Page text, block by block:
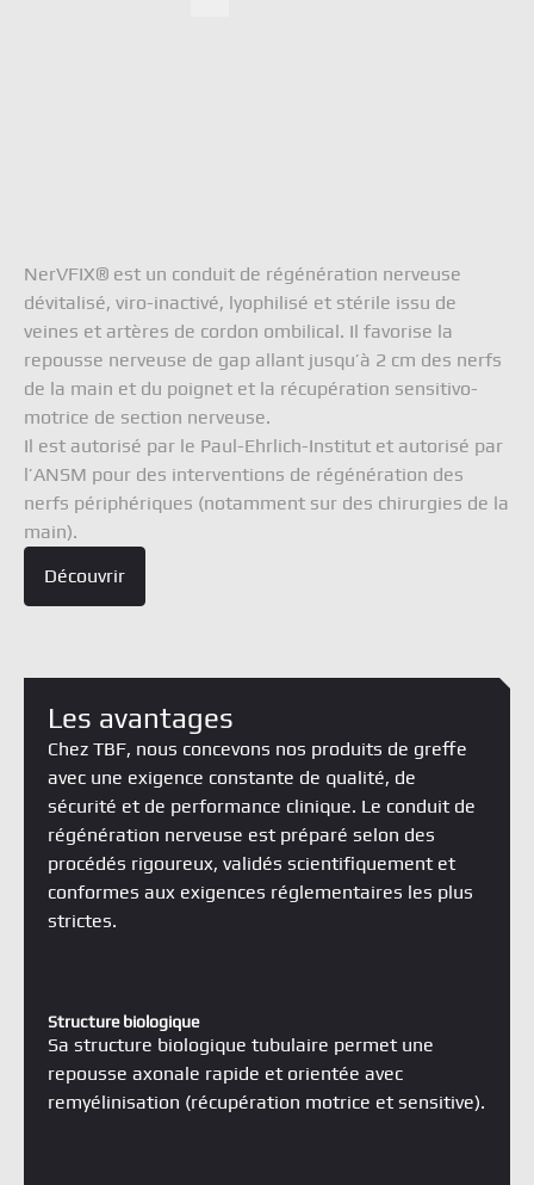
NerVFIX® est un conduit de régénération nerveuse
dévitalisé, viro-inactivé, lyophilisé et stérile issu de
veines et artères de cordon ombilical. Il favorise la
repousse nerveuse de gap allant jusqu’à 2 cm des nerfs
de la main et du poignet et la récupération sensitivo-
motrice de section nerveuse.
Il est autorisé par le Paul-Ehrlich-Institut et autorisé par
l’ANSM pour des interventions de régénération des
nerfs périphériques (notamment sur des chirurgies de la
main).
Découvrir
Structure biologique
Sa structure biologique tubulaire permet une
repousse axonale rapide et orientée avec
remyélinisation (récupération motrice et sensitive).